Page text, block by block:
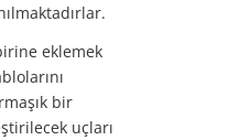
eklemek
bir
uçları